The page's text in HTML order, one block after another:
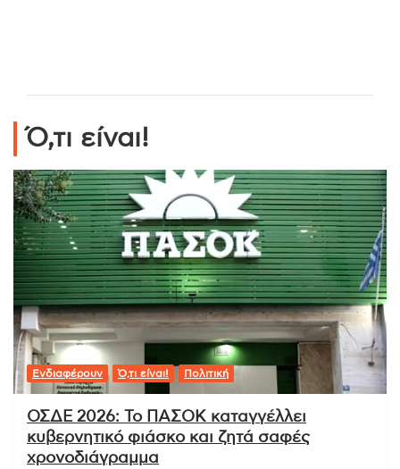
Ό,τι είναι!
Ενδιαφέρουν Ό,τι είναι! Πολιτική
ΟΣΔΕ 2026: Το ΠΑΣΟΚ καταγγέλλει
κυβερνητικό φιάσκο και ζητά σαφές
χρονοδιάγραμμα